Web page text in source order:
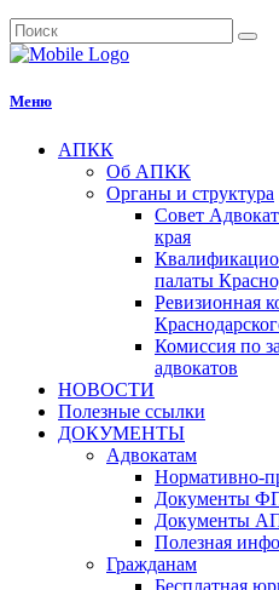
Меню
АПКК
Об АПКК
Органы и структура
Совет
края
палаты
Ревизионная
Комиссия по
адвокатов
НОВОСТИ
Полезные ссылки
ДОКУМЕНТЫ
Адвокатам
Нормативно-
Документы
Документы
Полезная
Гражданам
Бесплатная